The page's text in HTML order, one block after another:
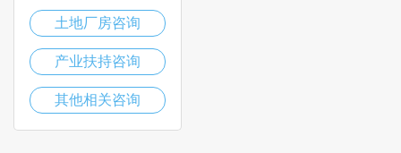
土地厂房咨询
产业扶持咨询
其他相关咨询